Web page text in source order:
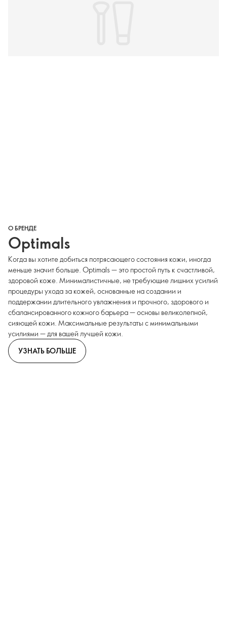
О БРЕНДЕ
Optimals
Когда вы хотите добиться потрясающего состояния кожи, иногда
меньше значит больше. Optimals — это простой путь к счастливой,
здоровой коже. Минималистичные, не требующие лишних усилий
процедуры ухода за кожей, основанные на создании и
поддержании длительного увлажнения и прочного, здорового и
сбалансированного кожного барьера — основы великолепной,
сияющей кожи. Максимальные результаты с минимальными
усилиями — для вашей лучшей кожи.
УЗНАТЬ БОЛЬШЕ